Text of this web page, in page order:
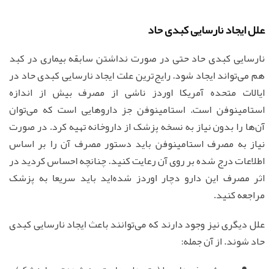
علل ایجاد نارسایی کبدی حاد
نارسایی کبدی حاد حتی در صورت نداشتن سابقه بیماری در کبد
هم می‌تواند ایجاد شود. رایج‌ترین علت ایجاد نارسایی کبدی حاد در
ایالات متحده آمریکا اوردز ناشی از مصرف بیش از اندازه
استامینوفن است. استامینوفن جز داروهایی است که می‌توان
آن‌ها را بدون نیاز به نسخه پزشک از داروخانه تهیه کرد. در صورت
نیاز به مصرف استامینوفن باید دستور مصرف آن را بر اساس
اطلاعات درج شده بر روی آن رعایت کنید. چنانچه احساس کردید در
اثر مصرف این دارو دچار اوردز شده‌اید باید سریعا به پزشک
مراجعه کنید.
علل دیگری نیز وجود دارند که می‌توانند باعث ایجاد نارسایی کبدی
حاد شوند. از آن جمله: